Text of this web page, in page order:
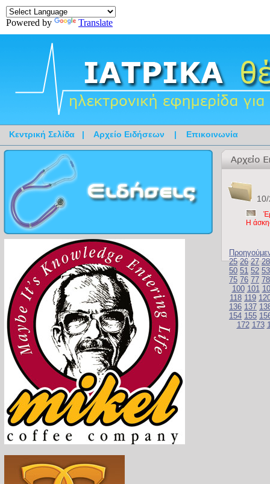
Powered by Translate
Κεντρική Σελίδα | Αρχείο Ειδήσεων | Επικοινωνία
Η
25 26 27 28
50 51 52 53
75 76 77 78
100 101
118 119
136 137
154 155
172 173